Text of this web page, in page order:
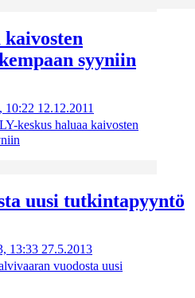
kaivosten
syyniin
10:22 12.12.2011
keskus haluaa kaivosten
uusi tutkintapyyntö
13:33 27.5.2013
vuodosta uusi